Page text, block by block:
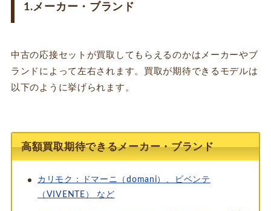
1.メーカー・ブランド
中古の応接セットが買取してもらえるのかはメーカーやブ
ランドによって左右されます。買取が期待できるモデルは
以下のように挙げられます。
高額買取期待できるメーカー・ブランド
カリモク：ドマーニ（domani）、ビベンテ
（VIVENTE） など